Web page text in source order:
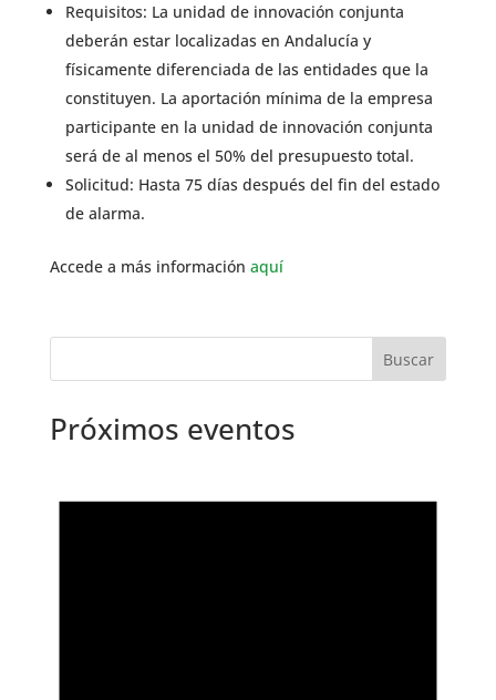
Requisitos: La unidad de innovación conjunta
deberán estar localizadas en Andalucía y
físicamente diferenciada de las entidades que la
constituyen. La aportación mínima de la empresa
participante en la unidad de innovación conjunta
será de al menos el 50% del presupuesto total.
Solicitud: Hasta 75 días después del fin del estado
de alarma.
Accede a más información aquí
Próximos eventos